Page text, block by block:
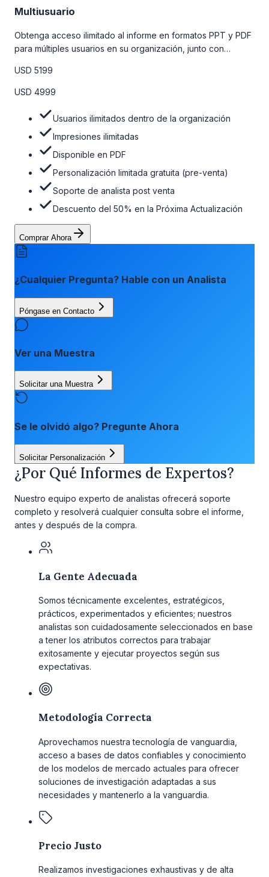
Multiusuario
Obtenga acceso ilimitado al informe en formatos PPT y PDF
para múltiples usuarios en su organización, junto con
venta, el soporte post-venta de nuestros analistas y una
opción de actualización gratuita del informe dentro de 180
la tabla de precios a continuación.
USD 5199
USD 4999
Usuarios ilimitados dentro de la organización
Impresiones ilimitadas
Disponible en PDF
Personalización limitada gratuita (pre-venta)
Soporte de analista post venta
Descuento del 50% en la Próxima Actualización
Comprar Ahora
¿Cualquier Pregunta? Hable con un Analista
Póngase en Contacto
Ver una Muestra
Solicitar una Muestra
Se le olvidó algo? Pregunte Ahora
Solicitar Personalización
¿Por Qué Informes de Expertos?
Nuestro equipo experto de analistas ofrecerá soporte
completo y resolverá cualquier consulta sobre el informe,
antes y después de la compra.
La Gente Adecuada
Somos técnicamente excelentes, estratégicos,
prácticos, experimentados y eficientes; nuestros
analistas son cuidadosamente seleccionados en base
a tener los atributos correctos para trabajar
exitosamente y ejecutar proyectos según sus
expectativas.
Metodología Correcta
Aprovechamos nuestra tecnología de vanguardia,
acceso a bases de datos confiables y conocimiento
de los modelos de mercado actuales para ofrecer
soluciones de investigación adaptadas a sus
necesidades y mantenerlo a la vanguardia.
Precio Justo
Realizamos investigaciones exhaustivas y de alta